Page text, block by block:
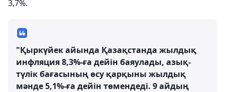
3,7%.
"Қыркүйек айында Қазақстанда жылдық
инфляция 8,3%-ға дейін баяулады, азық-
түлік бағасының өсу қарқыны жылдық
мәнде 5,1%-ға дейін төмендеді. 9 айдың